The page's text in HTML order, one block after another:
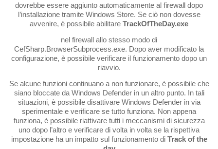
dovrebbe essere aggiunto automaticamente al firewall dopo
l’installazione tramite Windows Store. Se ciò non dovesse
avvenire, è possibile abilitare TrackOfTheDay.exe
nel firewall allo stesso modo di
CefSharp.BrowserSubprocess.exe. Dopo aver modificato la
configurazione, è possibile verificare il funzionamento dopo un
riavvio.
Se alcune funzioni continuano a non funzionare, è possibile che
siano bloccate da Windows Defender in un altro punto. In tali
situazioni, è possibile disattivare Windows Defender in via
sperimentale e verificare se tutto funziona. Non appena
funziona, è possibile riattivare tutti i meccanismi di sicurezza
uno dopo l’altro e verificare di volta in volta se la rispettiva
impostazione ha un impatto sul funzionamento di Track of the